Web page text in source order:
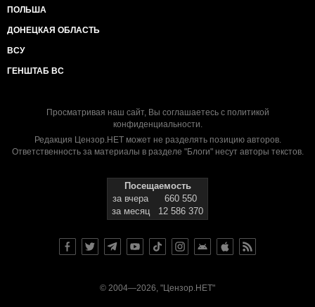
ПОЛЬША
ДОНЕЦКАЯ ОБЛАСТЬ
ВСУ
ГЕНШТАБ ВС
Просматривая наш сайт, Вы соглашаетесь с политикой
конфиденциальности.
Редакция Цензор.НЕТ может не разделять позицию авторов.
Ответственность за материалы в разделе "Блоги" несут авторы текстов.
Посещаемость
за вчера
660 550
за месяц
12 586 370
© 2004—2026, "Цензор.НЕТ"